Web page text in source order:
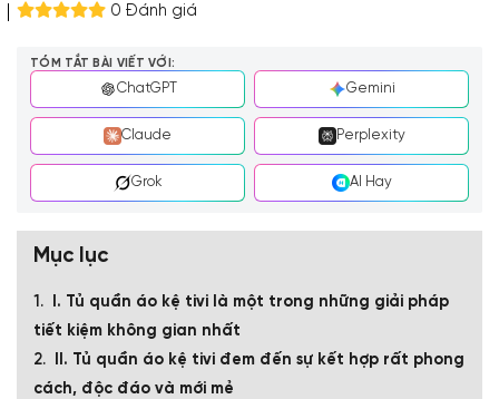
0 Đánh giá
TÓM TẮT BÀI VIẾT VỚI:
ChatGPT Gemini
Claude Perplexity
Grok AI Hay
Mục lục
I. Tủ quần áo kệ tivi là một trong những giải pháp
tiết kiệm không gian nhất
II. Tủ quần áo kệ tivi đem đến sự kết hợp rất phong
cách, độc đáo và mới mẻ